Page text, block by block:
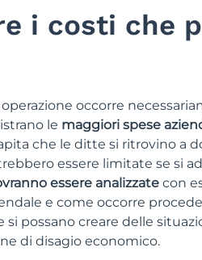
i costi che
occorre
le maggiori spese
che le ditte si ritrovino a
essere limitate se si
essere analizzate con
e come occorre
possano creare delle
di disagio economico.